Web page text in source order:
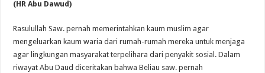
(HR Abu Dawud)
Rasulullah Saw. pernah memerintahkan kaum muslim agar
mengeluarkan kaum waria dari rumah-rumah mereka untuk menjaga
agar lingkungan masyarakat terpelihara dari penyakit sosial. Dalam
riwayat Abu Daud diceritakan bahwa Beliau saw. pernah